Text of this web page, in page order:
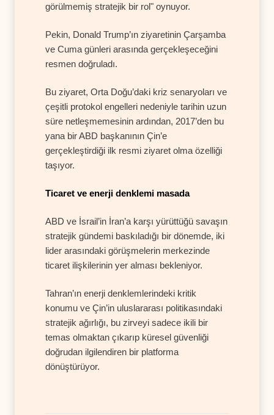
görülmemiş stratejik bir rol" oynuyor.
Pekin, Donald Trump’ın ziyaretinin Çarşamba
ve Cuma günleri arasında gerçekleşeceğini
resmen doğruladı.
Bu ziyaret, Orta Doğu’daki kriz senaryoları ve
çeşitli protokol engelleri nedeniyle tarihin uzun
süre netleşmemesinin ardından, 2017’den bu
yana bir ABD başkanının Çin’e
gerçekleştirdiği ilk resmi ziyaret olma özelliği
taşıyor.
Ticaret ve enerji denklemi masada
ABD ve İsrail’in İran’a karşı yürüttüğü savaşın
stratejik gündemi baskıladığı bir dönemde, iki
lider arasındaki görüşmelerin merkezinde
ticaret ilişkilerinin yer alması bekleniyor.
Tahran’ın enerji denklemlerindeki kritik
konumu ve Çin’in uluslararası politikasındaki
stratejik ağırlığı, bu zirveyi sadece ikili bir
temas olmaktan çıkarıp küresel güvenliği
doğrudan ilgilendiren bir platforma
dönüştürüyor.